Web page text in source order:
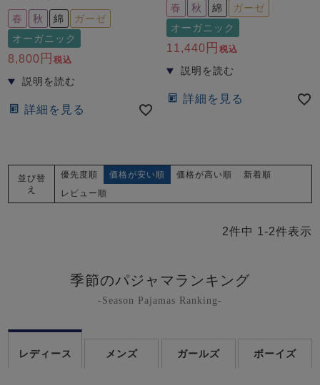
ボーイズパジャマ
売れ筋ランキング
- New Arrival -
売れ筋ランキング
- Item Ranking -
新着商品
- New Arrival -
目的別でさがす一覧はこちら
パジャマ
かぶり
すべてのキッ
春 秋 綿
ガーゼ
オーガニック
8,800 税込
詳細を見る
春 秋 綿
ガーゼ
オーガニック
11,440 税込
詳細を見る
並び替
え
優先度順 価格が安い順 価格が高い順
新着順
レビュー順
2件中 1 -2件表示
季節のパジャマランキング
-Season Pajamas Ranking-
レディース メンズ ガールズ ボーイズ